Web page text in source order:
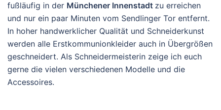
fußläufig in der Münchener Innenstadt zu erreichen
und nur ein paar Minuten vom Sendlinger Tor entfernt.
In hoher handwerklicher Qualität und Schneiderkunst
werden alle Erstkommunionkleider auch in Übergrößen
geschneidert. Als Schneidermeisterin zeige ich euch
gerne die vielen verschiedenen Modelle und die
Accessoires.